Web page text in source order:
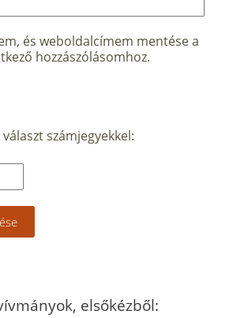
és weboldalcímem mentése a
hozzászólásomhoz.
számjegyekkel:
elsőkézből: